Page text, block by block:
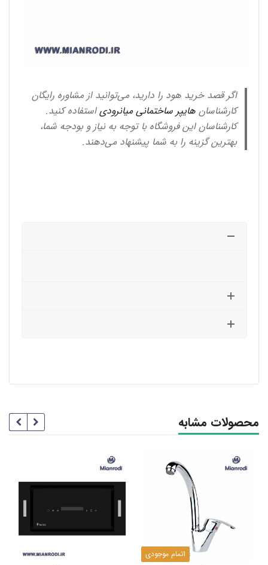
اگر قصد خرید هود را دارید، می‌توانید از مشاوره رایگان
کارشناسان هایپر ساختمانی میانرودیاستفاده کنید.
کارشناسان این فروشگاه با توجه به نیاز و بودجه شما،
بهترین گزینه را به شما پیشنهاد می‌دهند.
محصولات مشابه
اتمام موجودی